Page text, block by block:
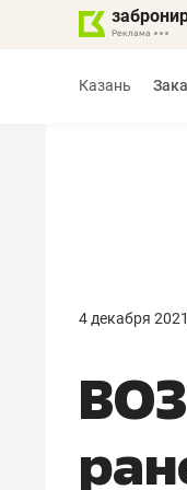
Казань
4 декабря